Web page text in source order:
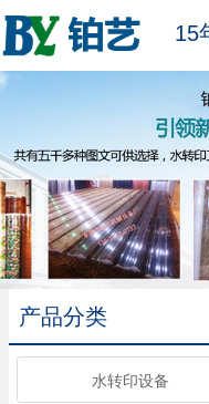
15
产品分类
水转印设备